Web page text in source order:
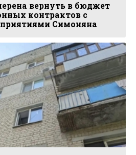
вернуть в бюджет
контрактов с
Симоняна